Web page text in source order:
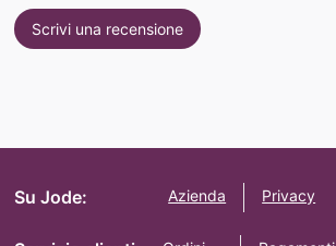
Scrivi una recensione
Su Jode: Azienda Privacy